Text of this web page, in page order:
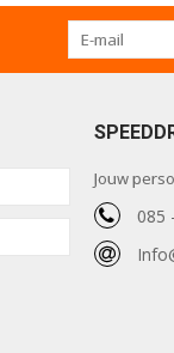
Jouw
085